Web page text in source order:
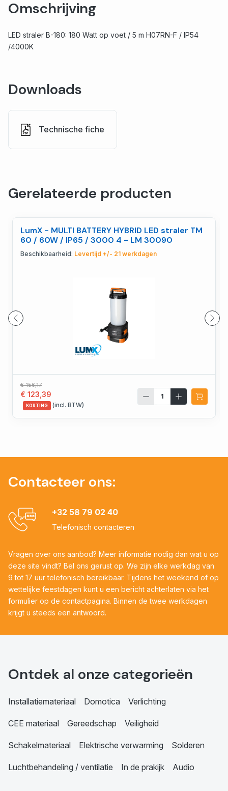
Omschrijving
LED straler B-180: 180 Watt op voet / 5 m H07RN-F / IP54
/4000K
Downloads
Technische fiche
Gerelateerde producten
LumX - MULTI BATTERY HYBRID LED straler TM
60 / 60W / IP65 / 3000 4 - LM 30090
Beschikbaarheid: Levertijd +/- 21 werkdagen
€ 156,17
€ 123,39
KORTING (incl. BTW)
Contacteer ons:
+32 58 79 02 40
Telefonisch contacteren
Vragen over ons aanbod? Meer informatie nodig dan wat u op
deze site vindt? Bel ons gerust op. We zijn elke werkdag van
9 tot 17 uur telefonisch bereikbaar. Tijdens het weekend of op
wettelijke feestdagen kunt u een bericht achterlaten via het
formulier op de contactpagina. Binnen de twee werkdagen
krijgt u steeds een antwoord.
Ontdek al onze categorieën
Installatiemateriaal Domotica Verlichting
CEE materiaal Gereedschap Veiligheid
Schakelmateriaal Elektrische verwarming Solderen
Luchtbehandeling / ventilatie In de prakijk Audio